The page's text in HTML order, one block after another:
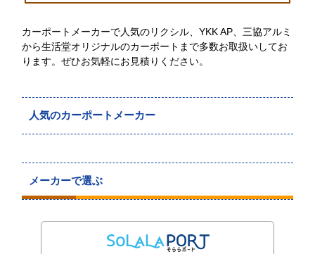
カーポートメーカーで人気のリクシル、YKK AP、三協アルミ
から生活堂オリジナルのカーポートまで多数お取扱いしてお
ります。ぜひお気軽にお見積りください。
人気のカーポートメーカー
メーカーで選ぶ